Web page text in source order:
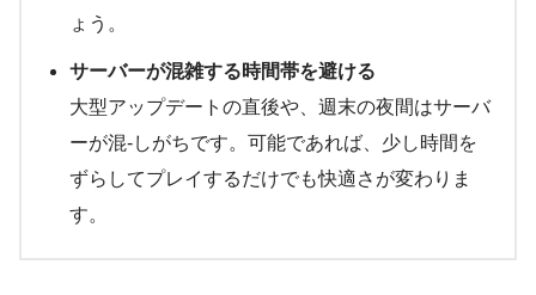
ょう。
サーバーが混雑する時間帯を避ける
大型アップデートの直後や、週末の夜間はサーバ
ーが混-しがちです。可能であれば、少し時間を
ずらしてプレイするだけでも快適さが変わりま
す。